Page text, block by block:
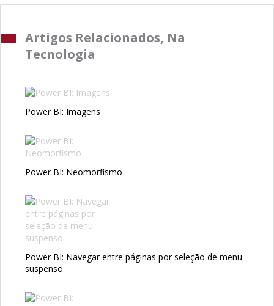
Artigos Relacionados, Na
Tecnologia
Power BI: Imagens
Power BI: Neomorfismo
Power BI: Navegar entre páginas por seleção de menu
suspenso